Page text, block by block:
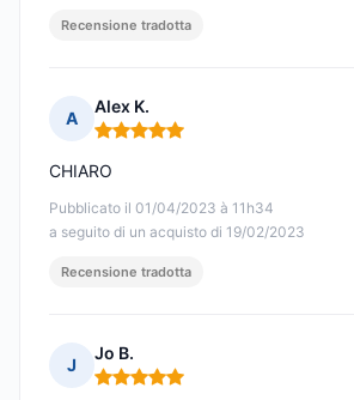
Recensione tradotta
A
Alex K.
Nota: 5 su 5
Pubblicato il 01/04/2023 à 11h34
a seguito di un acquisto di 19/02/2023
CHIARO
Recensione tradotta
J
Jo B.
Nota: 5 su 5